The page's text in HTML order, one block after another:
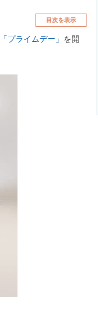
目次を表示
「プライムデー」
を開